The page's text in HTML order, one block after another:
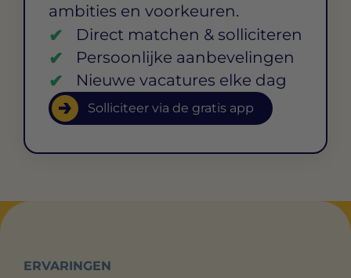
ambities en voorkeuren.
Direct matchen & solliciteren
Persoonlijke aanbevelingen
Nieuwe vacatures elke dag
Solliciteer via de gratis app
ERVARINGEN